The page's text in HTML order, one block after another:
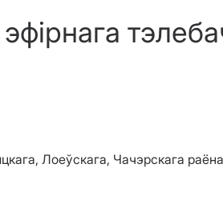
Лоеўскага, Чачэрскага